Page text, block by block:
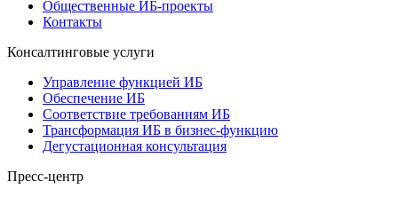
Общественные ИБ-проекты
Контакты
Консалтинговые услуги
Управление функцией ИБ
Обеспечение ИБ
Соответствие требованиям ИБ
Трансформация ИБ в бизнес-функцию
Дегустационная консультация
Пресс-центр